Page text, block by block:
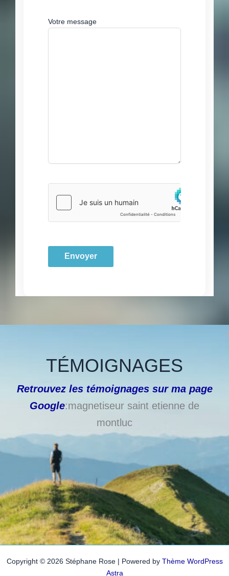
Votre message
TÉMOIGNAGES
Retrouvez les témoignages sur ma page
Google:magnetiseur saint etienne de
montluc
Copyright © 2026 Stéphane Rose | Powered by Thème WordPress
Astra